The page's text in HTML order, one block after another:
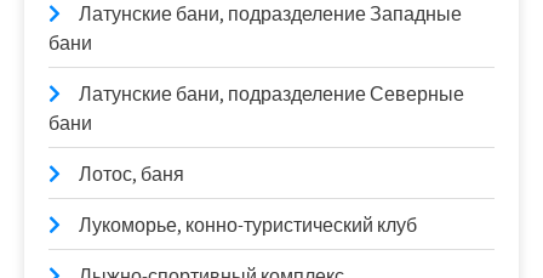
Латунские бани, подразделение Западные
бани
Латунские бани, подразделение Северные
бани
Лотос, баня
Лукоморье, конно-туристический клуб